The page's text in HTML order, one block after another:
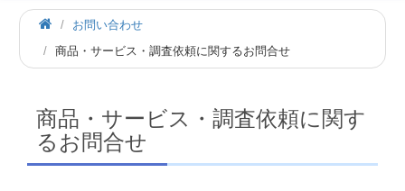
お問い合わせ
商品・サービス・調査依頼に関するお問合せ
商品・サービス・調査依頼に関す
るお問合せ